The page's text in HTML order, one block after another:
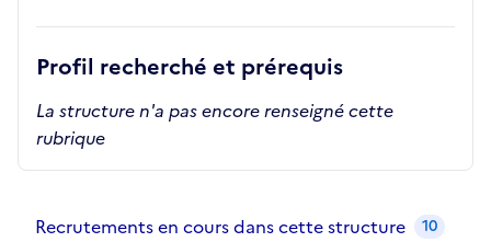
Profil recherché et prérequis
La structure n'a pas encore renseigné cette
rubrique
Recrutements en cours dans cette structure 10